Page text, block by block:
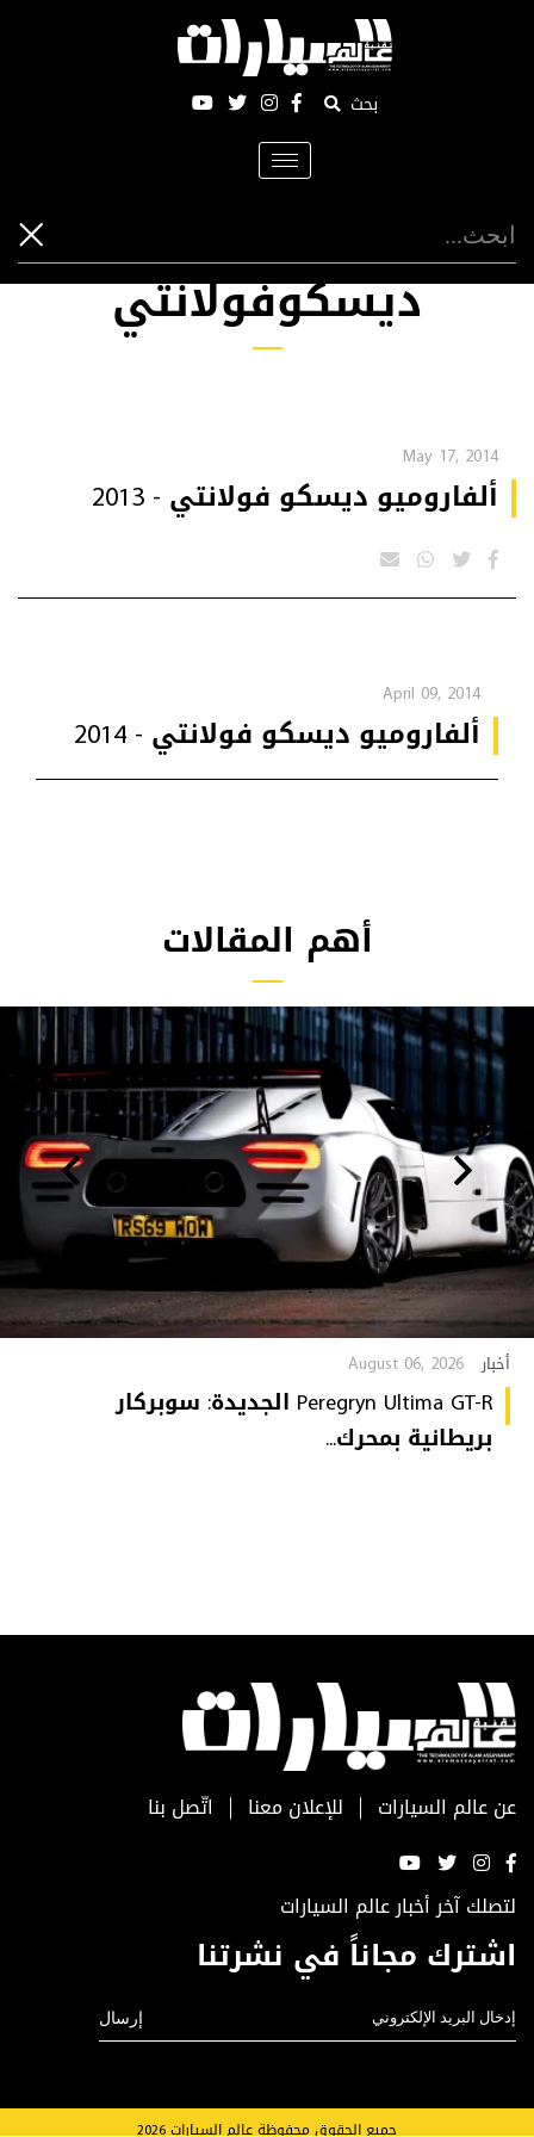
بحث
Toggle
navigation
ديسكوفولانتي
May 17, 2014
ألفاروميو ديسكو فولانتي - 2013
April 09, 2014
ألفاروميو ديسكو فولانتي - 2014
أهم المقالات
أخبار August 06, 2026
Peregryn Ultima GT-R الجديدة: سوبركار
بريطانية بمحرك...
عن عالم السيارات للإعلان معنا اتّصل بنا
لتصلك آخر أخبار عالم السيارات
اشترك مجاناً في نشرتنا
جميع الحقوق محفوظة عالم السيارات 2026